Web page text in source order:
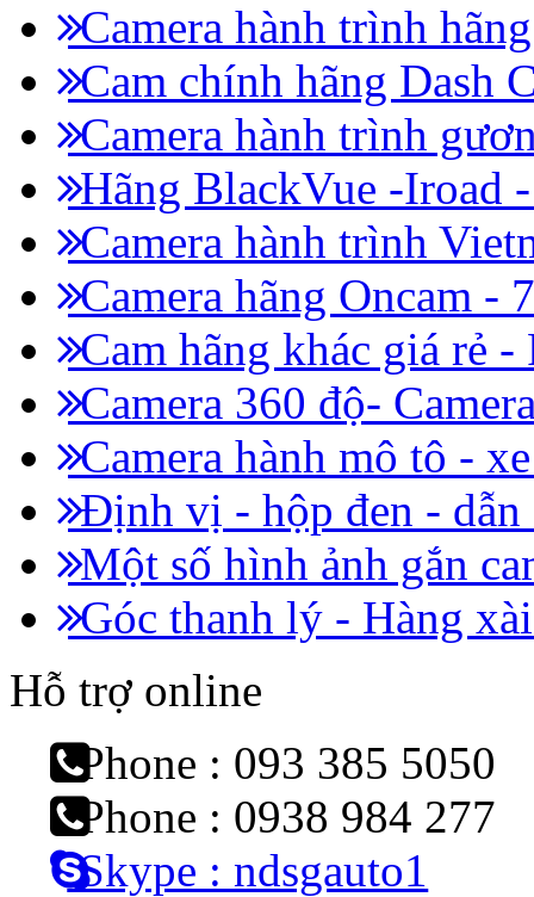
Camera hành trình
Cam chính hãng Dash
Camera hành trình
Hãng BlackVue -Iroad
Camera hành trình
Camera hãng Oncam -
Cam hãng khác giá rẻ -
Camera 360 độ-
Camera hành mô tô -
Định vị - hộp đen - dẫn
Một số hình ảnh gắn
Góc thanh lý - Hàng
Hỗ trợ online
Phone : 093 385 5050
Phone : 0938 984 277
Skype : ndsgauto1